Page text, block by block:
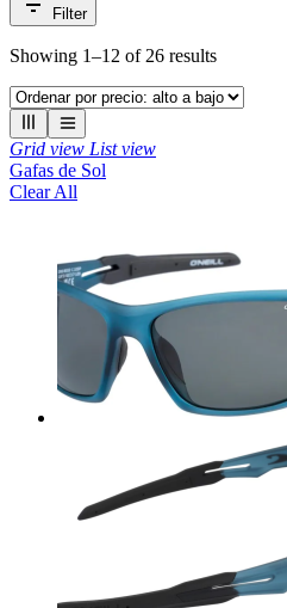
Filter
Showing 1–12 of 26 results
Grid view List view
Gafas de Sol
Clear All